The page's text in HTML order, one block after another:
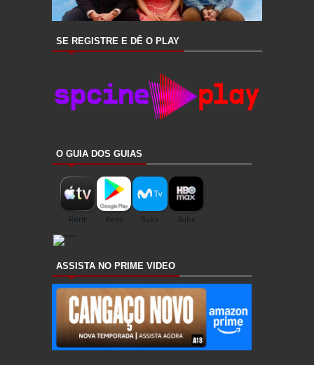
SE REGISTRE E DÊ O PLAY
O GUIA DOS GUIAS
ASSISTA NO PRIME VIDEO